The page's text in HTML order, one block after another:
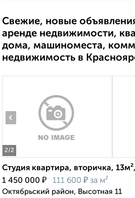
Свежие, новые
аренде недвижимости,
дома, машиноместа,
недвижимость в
2/2
‹
Студия квартира, вторичка,
1 450 000 ₽ 111 600 ₽ за м²
Октябрьский район, Высотная 11